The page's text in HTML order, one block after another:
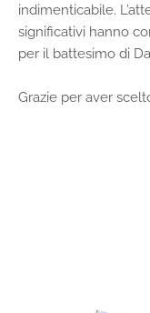
indimenticabile.
significativi hanno
per il battesimo di
Grazie per aver